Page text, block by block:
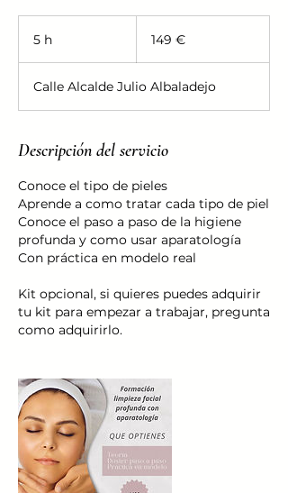
5 h 149 €
Calle Alcalde Julio Albaladejo
Descripción del servicio
Conoce el tipo de pieles
Aprende a como tratar cada tipo de piel
Conoce el paso a paso de la higiene
profunda y como usar aparatología
Con práctica en modelo real
Kit opcional, si quieres puedes adquirir
tu kit para empezar a trabajar, pregunta
como adquirirlo.